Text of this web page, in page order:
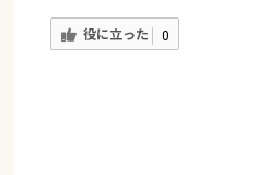
役に立った 0